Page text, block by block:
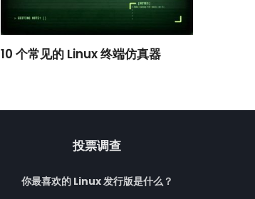
10 个常见的 Linux 终端仿真器
投票调查
你最喜欢的 Linux 发行版是什么？